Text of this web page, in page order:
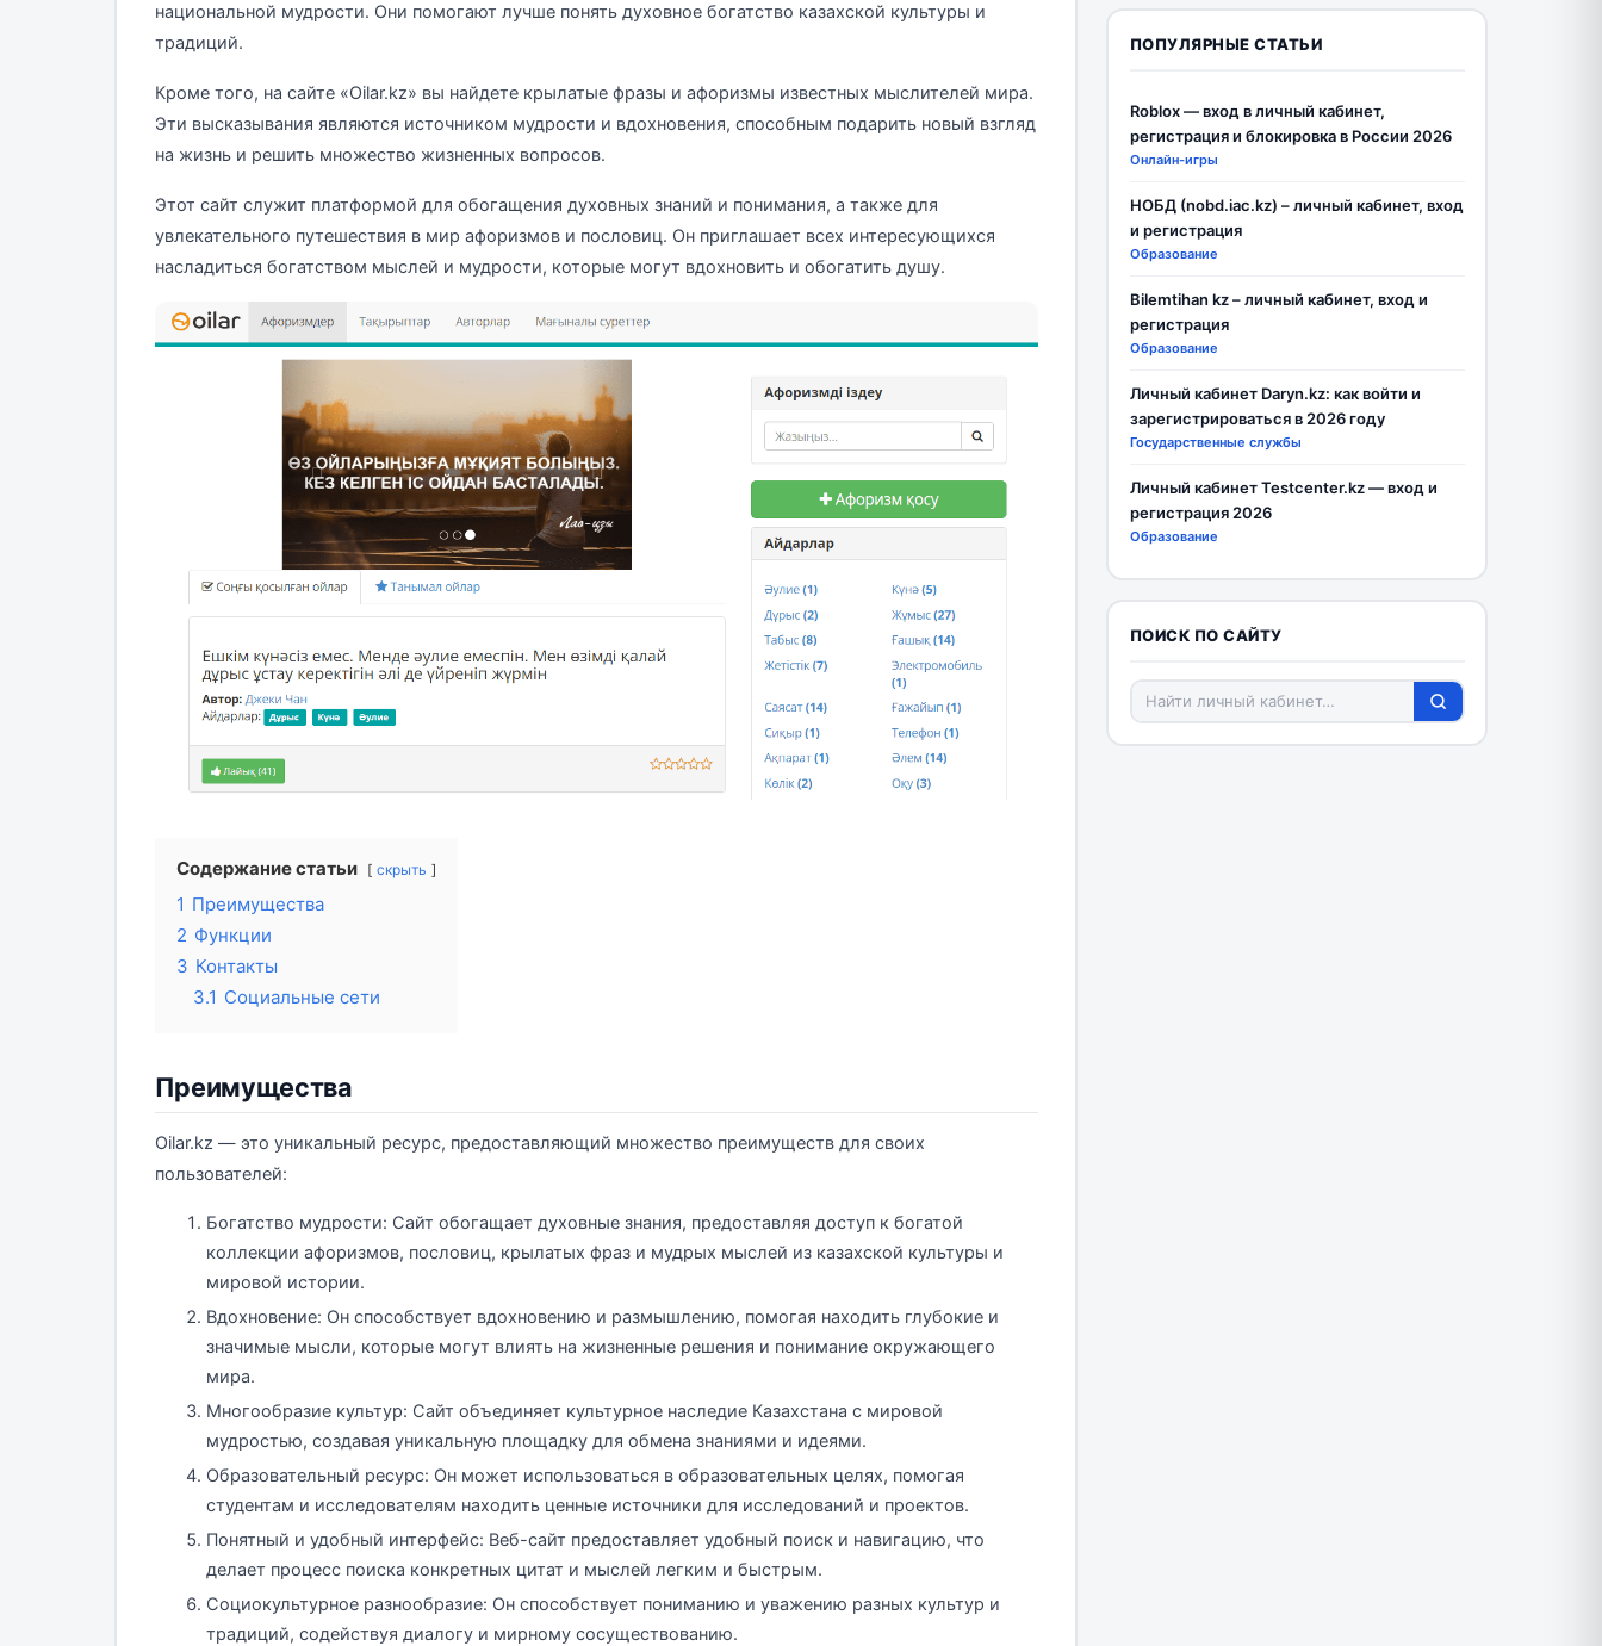
национальной мудрости. Они помогают лучше понять духовное богатство казахской культуры и
традиций.
Кроме того, на сайте «Oilar.kz» вы найдете крылатые фразы и афоризмы известных мыслителей мира.
Эти высказывания являются источником мудрости и вдохновения, способным подарить новый взгляд
на жизнь и решить множество жизненных вопросов.
Этот сайт служит платформой для обогащения духовных знаний и понимания, а также для
увлекательного путешествия в мир афоризмов и пословиц. Он приглашает всех интересующихся
насладиться богатством мыслей и мудрости, которые могут вдохновить и обогатить душу.
Содержание статьи скрыть
1 Преимущества
2 Функции
3 Контакты
3.1 Социальные сети
Преимущества
Oilar.kz — это уникальный ресурс, предоставляющий множество преимуществ для своих
пользователей:
Богатство мудрости: Сайт обогащает духовные знания, предоставляя доступ к богатой
коллекции афоризмов, пословиц, крылатых фраз и мудрых мыслей из казахской культуры и
мировой истории.
Вдохновение: Он способствует вдохновению и размышлению, помогая находить глубокие и
значимые мысли, которые могут влиять на жизненные решения и понимание окружающего
мира.
Многообразие культур: Сайт объединяет культурное наследие Казахстана с мировой
мудростью, создавая уникальную площадку для обмена знаниями и идеями.
Образовательный ресурс: Он может использоваться в образовательных целях, помогая
студентам и исследователям находить ценные источники для исследований и проектов.
Понятный и удобный интерфейс: Веб-сайт предоставляет удобный поиск и навигацию, что
делает процесс поиска конкретных цитат и мыслей легким и быстрым.
Социокультурное разнообразие: Он способствует пониманию и уважению разных культур и
традиций, содействуя диалогу и мирному сосуществованию.
ПОПУЛЯРНЫЕ СТАТЬИ
Roblox — вход в личный кабинет,
регистрация и блокировка в России 2026
Онлайн-игры
НОБД (nobd.iac.kz) – личный кабинет, вход
и регистрация
Образование
Bilemtihan kz – личный кабинет, вход и
регистрация
Образование
Личный кабинет Daryn.kz: как войти и
зарегистрироваться в 2026 году
Государственные службы
Личный кабинет Testcenter.kz — вход и
регистрация 2026
Образование
ПОИСК ПО САЙТУ